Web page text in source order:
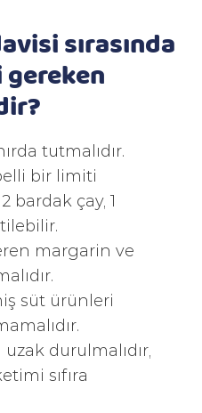
sırasında
tutmalıdır.
bir limiti
bardak çay, 1
margarin ve
süt ürünleri
durulmalıdır,
sıfıra